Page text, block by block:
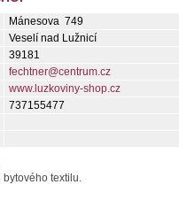
Mánesova 749
Veselí nad Lužnicí
39181
fechtner@centrum.cz
www.luzkoviny-shop.cz
737155477
bytového textilu.